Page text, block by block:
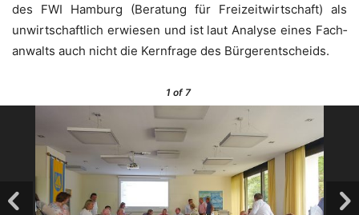
des FWI Ham­burg (Bera­tung für Frei­zeit­wirt­schaft) als
unwirt­schaft­lich erwie­sen und ist laut Ana­ly­se eines Fach­
an­walts auch nicht die Kern­fra­ge des Bürgerentscheids.
1 of 7